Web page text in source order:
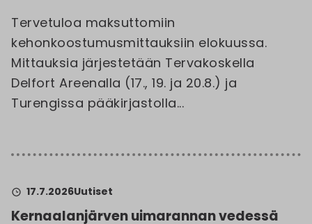
Tervetuloa maksuttomiin
kehonkoostumusmittauksiin elokuussa.
Mittauksia järjestetään Tervakoskella
Delfort Areenalla (17., 19. ja 20.8.) ja
Turengissa pääkirjastolla...
17.7.2026Uutiset
Kernaalanjärven uimarannan vedessä